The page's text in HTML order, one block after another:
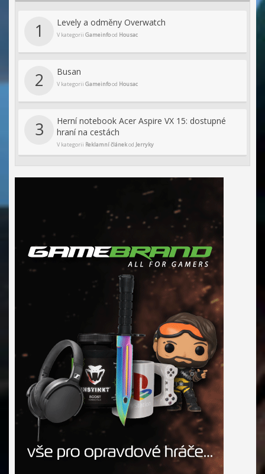
1 Levely a odměny Overwatch
V kategorii Gameinfood Housac
2 Busan
V kategorii Gameinfood Housac
3
Herní notebook Acer Aspire VX 15: dostupné
hraní na cestách
V kategorii Reklamní článekod Jerryky